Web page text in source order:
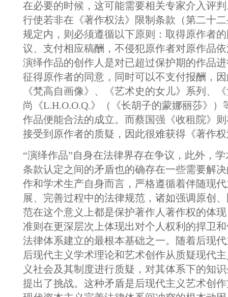
在必要的时候，这可能需要相关专家介入评
行使若非在《著作权法》限制条款（第二十
规定内，则必须遵循以下原则：取得原作者
议、支付相应稿酬，不侵犯原作者对原作品
演绎作品的创作人是对已超过保护期的作品
征得原作者的同意，同时可以不支付报酬，
《梵高自画像》、《艺术史的女儿》系列、
尚《L.H.O.O.Q.》（《长胡子的蒙娜丽莎》）
作品便能合法的成立。而蔡国强《收租院》
接受到原作者的质疑，因此很难获得《著作
“演绎作品”自身在法律界存在争议，此外，
条款认定之间的矛盾也的确存在一些需要解
作和学术生产自身而言，严格遵循着伴随现
展、完善过程中的法律规范，诸如强调原创
范在这个意义上都是保护著作人著作权的体
准则在更深层次上体现出对个人权利的捍卫
法律体系建立的最根本基础之一。随着后现
后现代主义学术理论和艺术创作从质疑现代
义社会及其制度进行质疑，对其体系下的知
提出了挑战。这种矛盾是后现代主义艺术创